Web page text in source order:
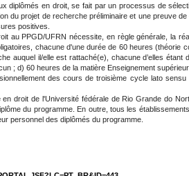
diplômés en droit, se fait par un processus de
du projet de recherche préliminaire et une preuve
positives.
au PPGD/UFRN nécessite, en règle générale, la
chacune d'une durée de 60 heures (théorie
auquel il/elle est rattaché(e), chacune d’elles
; d) 60 heures de la matière Enseignement
des cours de troisième cycle lato
droit de l'Université fédérale de Rio Grande do
du programme. En outre, tous les
personnel des diplômés du programme.